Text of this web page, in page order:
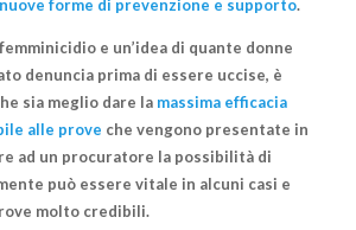
forme di prevenzione e supporto.
e un’idea di quante donne
denuncia prima di essere uccise, è
sia meglio dare la massima efficacia
alle prove che vengono presentate in
ad un procuratore la possibilità di
può essere vitale in alcuni casi e
molto credibili.